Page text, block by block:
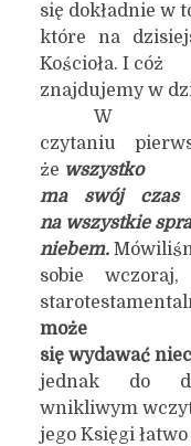
się dokładnie w
które na
Kościoła. I cóż
znajdujemy w
W
czytaniu
że wszystko
ma swój czas
na wszystkie
niebem.
sobie
może
się wydawać
jednak do
wnikliwym
jego Księgi